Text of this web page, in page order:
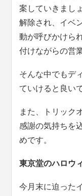
案していきまし
解除され、イベ
動が呼びかけら
付けながらの営
そんな中でもデ
ていけると良い
また、トリック
感謝の気持ちを
めです。
東京堂のハロウ
今月末に迫った